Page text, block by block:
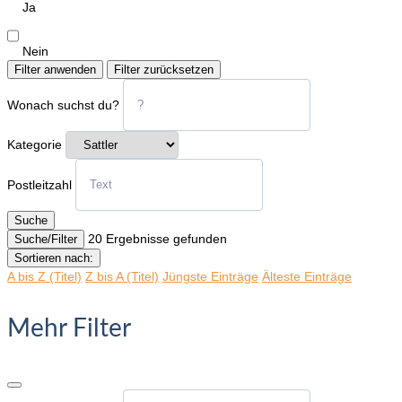
Ja
Nein
Filter anwenden Filter zurücksetzen
Wonach suchst du?
Kategorie
Postleitzahl
Suche
Suche/Filter
20 Ergebnisse gefunden
Sortieren nach:
A bis Z (Titel) Z bis A (Titel) Jüngste Einträge Älteste Einträge
Mehr Filter